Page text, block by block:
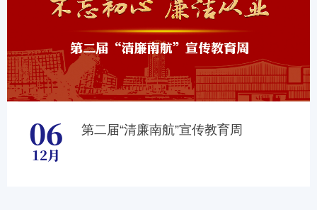
06
12月
第二届“清廉南航”宣传教育周